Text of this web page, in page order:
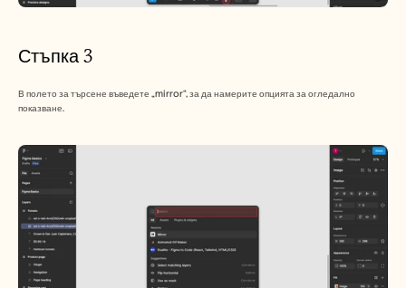
Стъпка 3
В полето за търсене въведете „mirror“, за да намерите опцията за огледално
показване.